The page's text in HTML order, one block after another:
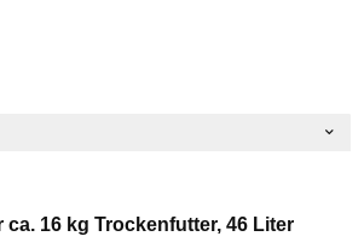
ca. 16 kg Trockenfutter, 46 Liter